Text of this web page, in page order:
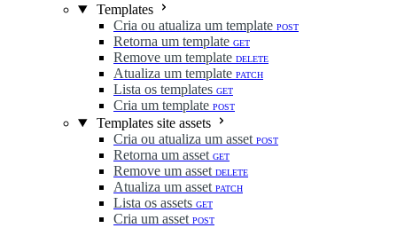
Templates
Cria ou atualiza um template POST
Retorna um template GET
Remove um template DELETE
Atualiza um template PATCH
Lista os templates GET
Cria um template POST
Templates site assets
Cria ou atualiza um asset POST
Retorna um asset GET
Remove um asset DELETE
Atualiza um asset PATCH
Lista os assets GET
Cria um asset POST